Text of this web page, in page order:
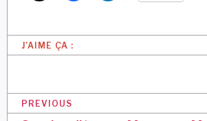
J’AIME ÇA :
NPREVIOUS